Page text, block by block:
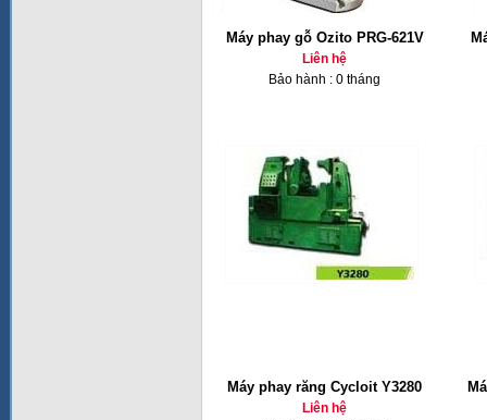
Máy phay gỗ Ozito PRG-621V
Liên hệ
Bảo hành : 0 tháng
Máy phay răng Cycloit Y3280
Liên hệ